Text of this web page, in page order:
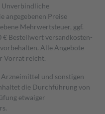
angegebenen Preise
Mehrwertsteuer, ggf.
€ Bestell­wert versand­kosten­
Alle Angebote
Vorrat reicht.
und sonstigen
die Durchführung von
etwaiger